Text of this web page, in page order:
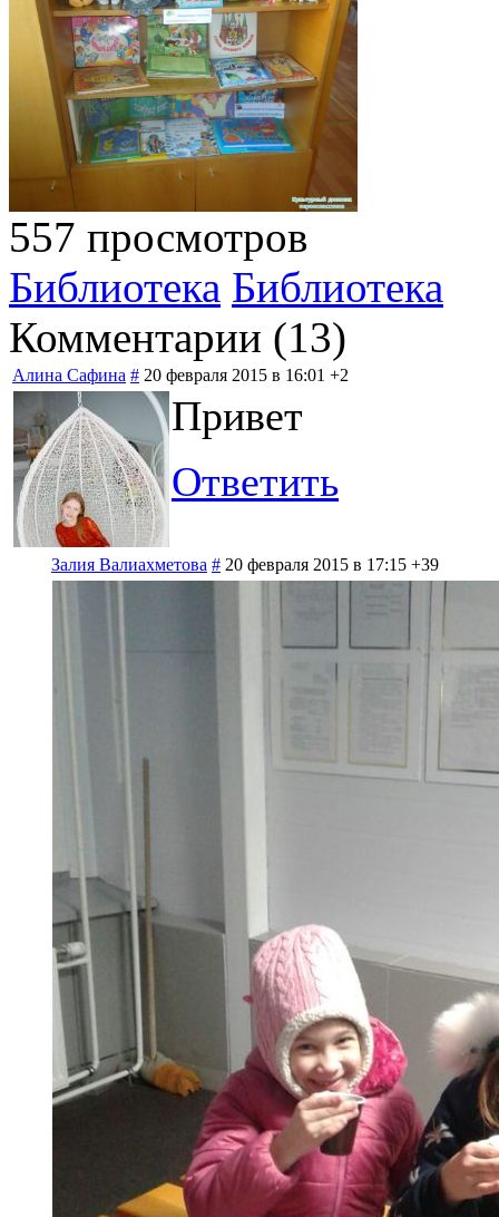
557 просмотров
Библиотека Библиотека
Комментарии (13)
Алина Сафина # 20 февраля 2015 в 16:01 +2
Привет
Ответить
Залия Валиахметова # 20 февраля 2015 в 17:15 +39